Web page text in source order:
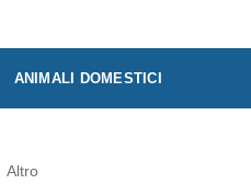
ANIMALI DOMESTICI
Altro